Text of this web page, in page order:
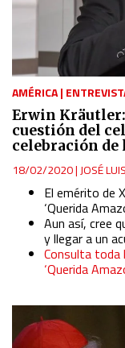
AMÉRICA|
Erwin Kräutler:
cuestión del
celebración de
18/02/2020| JOSÉ
El emérito de
‘Querida
Aun así, cree
y llegar a un
Consulta toda
‘Querida